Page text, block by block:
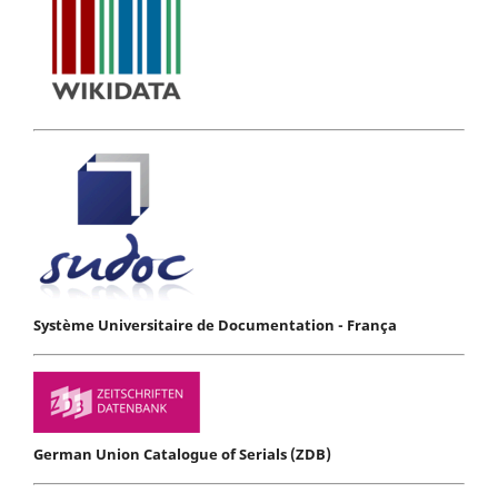
Système Universitaire de Documentation - França
German Union Catalogue of Serials (ZDB)